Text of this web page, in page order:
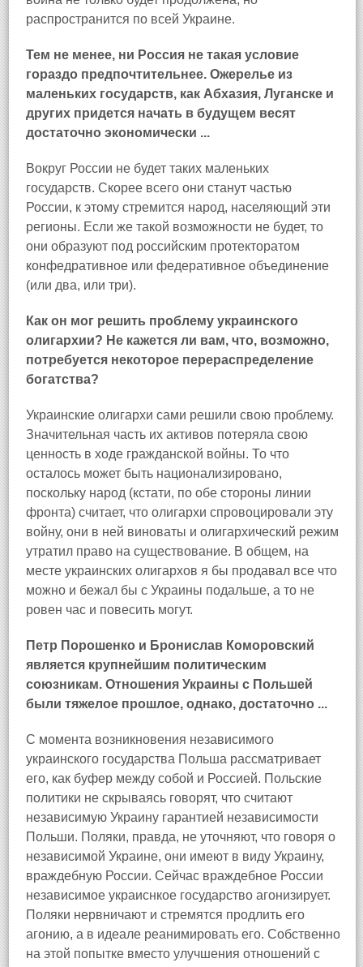
распространится по всей Украине.
Тем не менее, ни Россия не такая условие
гораздо предпочтительнее. Ожерелье из
маленьких государств, как Абхазия, Луганске и
других придется начать в будущем весят
достаточно экономически ...
Вокруг России не будет таких маленьких
государств. Скорее всего они станут частью
России, к этому стремится народ, населяющий эти
регионы. Если же такой возможности не будет, то
они образуют под российским протекторатом
конфедративное или федеративное объединение
(или два, или три).
Как он мог решить проблему украинского
олигархии? Не кажется ли вам, что, возможно,
потребуется некоторое перераспределение
богатства?
Украинские олигархи сами решили свою проблему.
Значительная часть их активов потеряла свою
ценность в ходе гражданской войны. То что
осталось может быть национализировано,
поскольку народ (кстати, по обе стороны линии
фронта) считает, что олигархи спровоцировали эту
войну, они в ней виноваты и олигархический режим
утратил право на существование. В общем, на
месте украинских олигархов я бы продавал все что
можно и бежал бы с Украины подальше, а то не
ровен час и повесить могут.
Петр Порошенко и Бронислав Коморовский
является крупнейшим политическим
союзникам. Отношения Украины с Польшей
были тяжелое прошлое, однако, достаточно ...
С момента возникновения независимого
украинского государства Польша рассматривает
его, как буфер между собой и Россией. Польские
политики не скрываясь говорят, что считают
независимую Украину гарантией независимости
Польши. Поляки, правда, не уточняют, что говоря о
независимой Украине, они имеют в виду Украину,
враждебную России. Сейчас враждебное России
независимое украиснкое государство агонизирует.
Поляки нервничают и стремятся продлить его
агонию, а в идеале реанимировать его. Собственно
на этой попытке вместо улучшения отношений с